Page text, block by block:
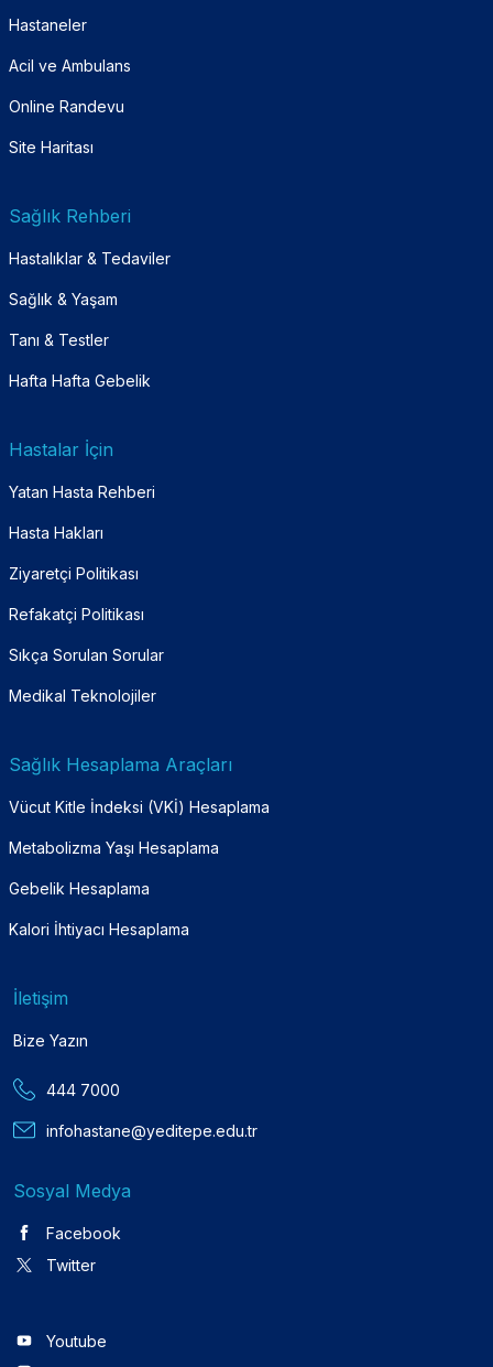
Hastaneler
Acil ve Ambulans
Online Randevu
Site Haritası
Sağlık Rehberi
Hastalıklar & Tedaviler
Sağlık & Yaşam
Tanı & Testler
Hafta Hafta Gebelik
Hastalar İçin
Yatan Hasta Rehberi
Hasta Hakları
Ziyaretçi Politikası
Refakatçi Politikası
Sıkça Sorulan Sorular
Medikal Teknolojiler
Sağlık Hesaplama Araçları
Vücut Kitle İndeksi (VKİ) Hesaplama
Metabolizma Yaşı Hesaplama
Gebelik Hesaplama
Kalori İhtiyacı Hesaplama
İletişim
Bize Yazın
444 7000
infohastane@yeditepe.edu.tr
Sosyal Medya
Facebook
Twitter
Youtube